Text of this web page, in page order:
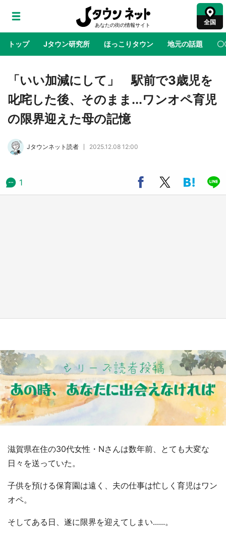
全国
トップ Jタウン研究所 ほっこりタウン 地元の話題 〇
地域×二次元 絶景 あの時はありがとう 物語がはじ
ラプラス・ダークネスが栃木県を征服！？ 県
公式プロモ動画で「聖地」が生産されてます
の「猫猫像」も【8／1～10／26】
「いい加減にして」 駅前で3歳児を
叱咤した後、そのまま...ワンオペ育児
の限界迎えた母の記憶
Jタウンネット読者 2025.12.08 12:00
1
滋賀県在住の30代女性・Nさんは数年前、とても大変な
日々を送っていた。
子供を預ける保育園は遠く、夫の仕事は忙しく育児はワン
オペ。
そしてある日、遂に限界を迎えてしまい......。